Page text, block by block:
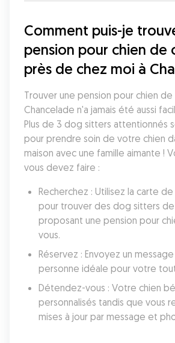
Comment puis-je
pension pour chien de
près de chez moi à
Trouver une pension pour chien de
Chancelade n'a jamais été aussi
Plus de 3 dog sitters attentionnés
pour prendre soin de votre chien
maison avec une famille aimante !
vous devez faire :
Recherchez : Utilisez la carte
pour trouver des dog sitters
proposant une pension pour
vous.
Réservez : Envoyez un
personne idéale pour votre
Détendez-vous : Votre chien
personnalisés tandis que vous
mises à jour par message et